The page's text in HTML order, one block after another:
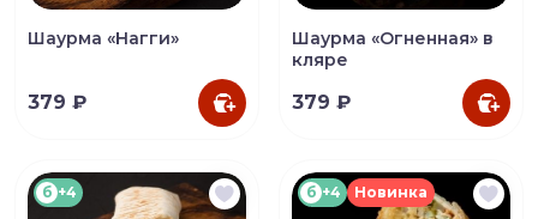
Шаурма «Нагги»
379 ₽
Шаурма «Огненная» в
кляре
379 ₽
б +4 б +4 Новинка